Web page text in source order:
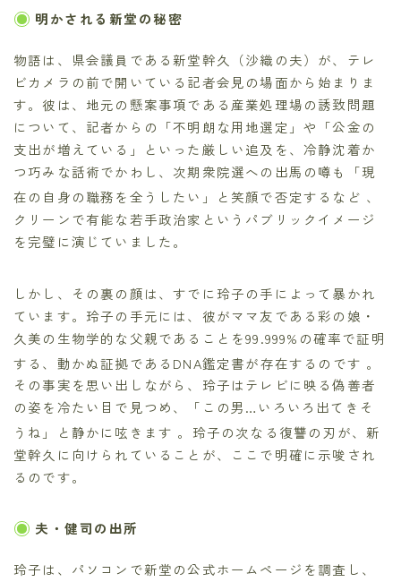
明かされる新堂の秘密
物語は、県会議員である新堂幹久（沙織の夫）が、テレ
ビカメラの前で開いている記者会見の場面から始まりま
す。彼は、地元の懸案事項である産業処理場の誘致問題
について、記者からの「不明朗な用地選定」や「公金の
支出が増えている」といった厳しい追及を、冷静沈着か
つ巧みな話術でかわし、次期衆院選への出馬の噂も「現
在の自身の職務を全うしたい」と笑顔で否定するなど 、
クリーンで有能な若手政治家というパブリックイメージ
を完璧に演じていました。
しかし、その裏の顔は、すでに玲子の手によって暴かれ
ています。玲子の手元には、彼がママ友である彩の娘・
久美の生物学的な父親であることを99.999%の確率で証明
する、動かぬ証拠であるDNA鑑定書が存在するのです 。
その事実を思い出しながら、玲子はテレビに映る偽善者
の姿を冷たい目で見つめ、「この男…いろいろ出てきそ
うね」と静かに呟きます 。玲子の次なる復讐の刃が、新
堂幹久に向けられていることが、ここで明確に示唆され
るのです。
夫・健司の出所
玲子は、パソコンで新堂の公式ホームページを調査し、